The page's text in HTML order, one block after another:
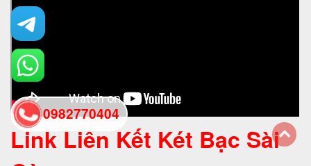
Link Liên Kết Két Bạc Sài
0982770404